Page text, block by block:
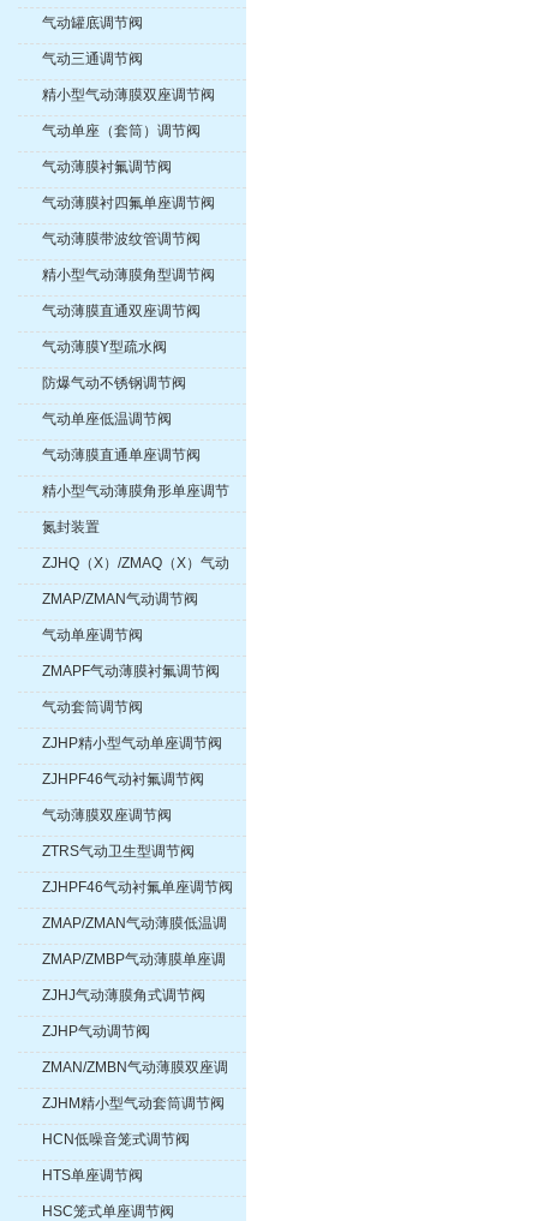
气动罐底调节阀
气动三通调节阀
精小型气动薄膜双座调节阀
气动单座（套筒）调节阀
气动薄膜衬氟调节阀
气动薄膜衬四氟单座调节阀
气动薄膜带波纹管调节阀
精小型气动薄膜角型调节阀
气动薄膜直通双座调节阀
气动薄膜Y型疏水阀
防爆气动不锈钢调节阀
气动单座低温调节阀
气动薄膜直通单座调节阀
精小型气动薄膜角形单座调节
阀
氮封装置
ZJHQ（X）/ZMAQ（X）气动
三通调节阀
ZMAP/ZMAN气动调节阀
气动单座调节阀
ZMAPF气动薄膜衬氟调节阀
气动套筒调节阀
ZJHP精小型气动单座调节阀
ZJHPF46气动衬氟调节阀
气动薄膜双座调节阀
ZTRS气动卫生型调节阀
ZJHPF46气动衬氟单座调节阀
ZMAP/ZMAN气动薄膜低温调
节阀
ZMAP/ZMBP气动薄膜单座调
节阀
ZJHJ气动薄膜角式调节阀
ZJHP气动调节阀
ZMAN/ZMBN气动薄膜双座调
节阀
ZJHM精小型气动套筒调节阀
HCN低噪音笼式调节阀
HTS单座调节阀
HSC笼式单座调节阀